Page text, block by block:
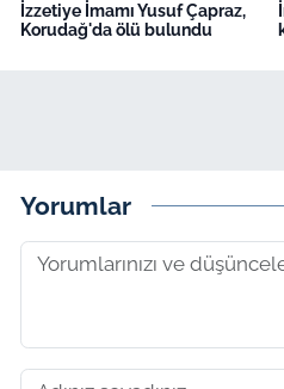
İzzetiye İmamı Yusuf Çapraz,
Korudağ'da ölü bulundu
Yorumlar